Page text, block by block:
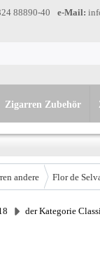
88890-40 e-Mail:
Zigarren Zubehör
andere Flor de
der Kategorie